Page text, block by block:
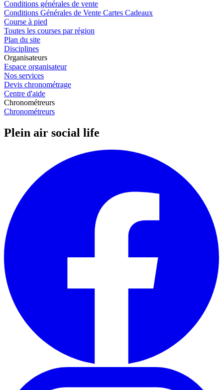
Conditions générales de vente
Conditions Générales de Vente Cartes Cadeaux
Course à pied
Toutes les courses par région
Plan du site
Disciplines
Organisateurs
Espace organisateur
Nos services
Devis chronométrage
Centre d'aide
Chronométreurs
Chronométreurs
Plein air social life